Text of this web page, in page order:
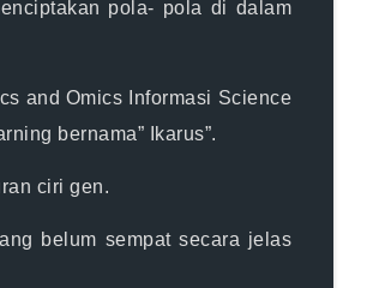
pola- pola di dalam
and Omics Informasi Science
bernama” Ikarus”.
ciri gen.
belum sempat secara jelas